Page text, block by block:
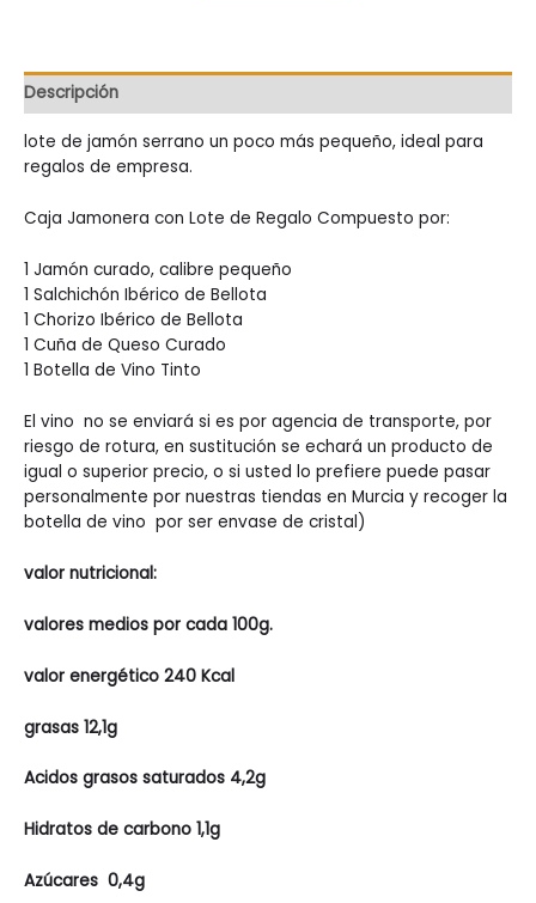
Descripción
lote de jamón serrano un poco más pequeño, ideal para
regalos de empresa.
Caja Jamonera con Lote de Regalo Compuesto por:
1 Jamón curado, calibre pequeño
1 Salchichón Ibérico de Bellota
1 Chorizo Ibérico de Bellota
1 Cuña de Queso Curado
1 Botella de Vino Tinto
El vino no se enviará si es por agencia de transporte, por
riesgo de rotura, en sustitución se echará un producto de
igual o superior precio, o si usted lo prefiere puede pasar
personalmente por nuestras tiendas en Murcia y recoger la
botella de vino por ser envase de cristal)
valor nutricional:
valores medios por cada 100g.
valor energético 240 Kcal
grasas 12,1g
Acidos grasos saturados 4,2g
Hidratos de carbono 1,1g
Azúcares 0,4g